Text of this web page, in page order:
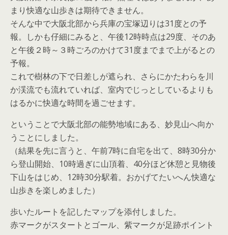
まり快適な山歩きは期待できません。
そんな中で大阪北部から兵庫の宝塚辺りは31度との予
報。しかも仔細にみると、午後12時時点は29度、そのあ
と午後２時～３時ごろのかけて31度までまで上がるとの
予報。
これで樹林の下で日差しが遮られ、さらにかたわらを川
か渓流でも流れていれば、室内でじっとしているよりも
はるかに快適な時間を過ごせます。
ということで大阪北部の能勢地域にある、妙見山へ向か
うことにしました。
（結果を先に言うと、午前7時に自宅を出て、8時30分か
ら登山開始、10時過ぎに山頂着、40分ほど休憩と見物後
下山をはじめ、12時30分駅着。おかげてたいへん快適な
山歩きを楽しめました）
歩いたルートを記したマップを添付しました。
赤マークがスタートとゴール、紫マークが足跡ポイント